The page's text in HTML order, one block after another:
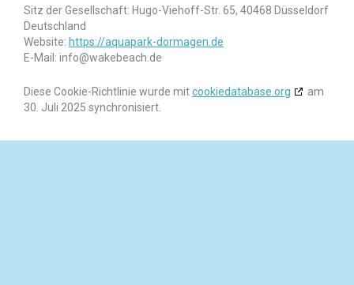
Sitz der Gesellschaft: Hugo-Viehoff-Str. 65, 40468 Düsseldorf
Deutschland
Website: https://aquapark-dormagen.de
E-Mail: info@wakebeach.de
Diese Cookie-Richtlinie wurde mitcookiedatabase.org
am
30. Juli 2025 synchronisiert.